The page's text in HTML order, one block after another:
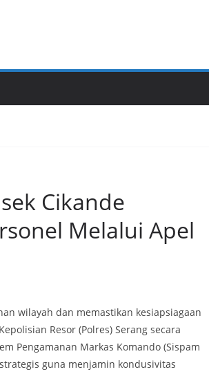
Cikande
Melalui Apel
wilayah dan memastikan kesiapsiagaan
Resor (Polres) Serang secara
Pengamanan Markas Komando (Sispam
guna menjamin kondusivitas